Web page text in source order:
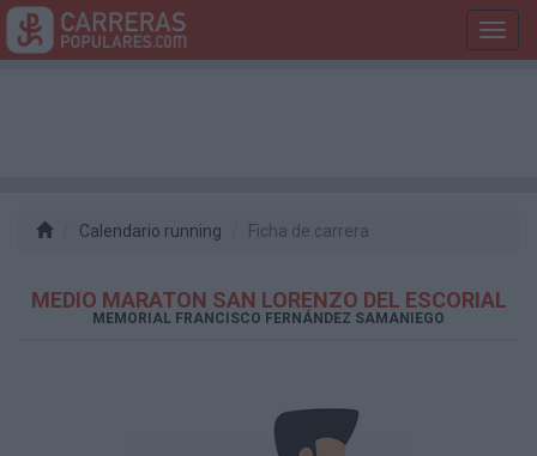
Calendario running Ficha de carrera
MEDIO MARATON SAN LORENZO DEL ESCORIAL
MEMORIAL FRANCISCO FERNÁNDEZ SAMANIEGO